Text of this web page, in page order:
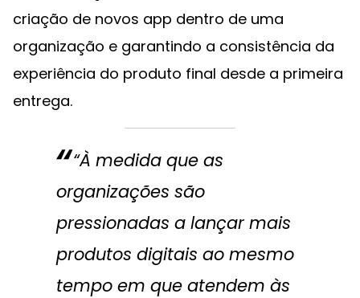
criação de novos app dentro de uma
organização e garantindo a consistência da
experiência do produto final desde a primeira
entrega.
“À medida que as
organizações são
pressionadas a lançar mais
produtos digitais ao mesmo
tempo em que atendem às